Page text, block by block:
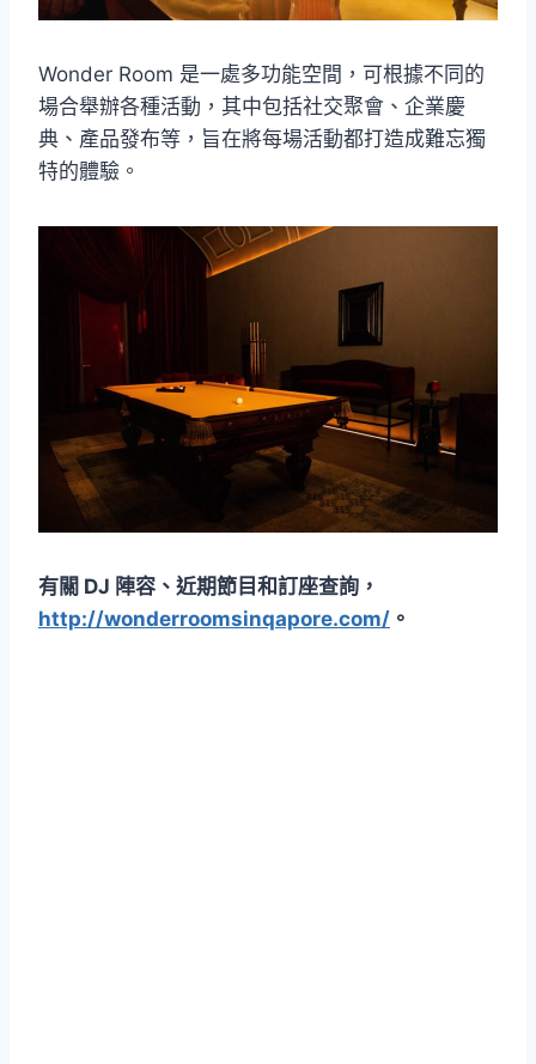
Wonder Room 是一處多功能空間，可根據不同的
場合舉辦各種活動，其中包括社交聚會、企業慶
典、產品發布等，旨在將每場活動都打造成難忘獨
特的體驗。
有關 DJ 陣容、近期節目和訂座查詢，
http://wonderroomsinqapore.com/ 。